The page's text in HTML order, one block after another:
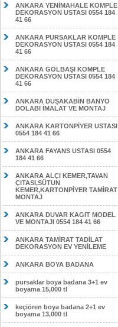
ANKARA YENİMAHALE KOMPLE
DEKORASYON USTASI 0554 184
41 66
ANKARA PURSAKLAR KOMPLE
DEKORASYON USTASI 0554 184
41 66
ANKARA GÖLBAŞI KOMPLE
DEKORASYON USTASI 0554 184
41 66
ANKARA DUŞAKABİN BANYO
DOLABI İMALAT VE MONTAJ
ANKARA KARTONPİYER USTASI
0554 184 41 66
ANKARA FAYANS USTASI 0554
184 41 66
ANKARA ALÇI KEMER,TAVAN
ÇITASI,SÜTUN
KEMER,KARTONPİYER TAMİRAT
MONTAJ
ANKARA DUVAR KAGIT MODEL
VE MONTAJI 0554 184 41 66
ANKARA TAMİRAT TADİLAT
DEKORASYON EV YENİLEME
ANKARA BOYA BADANA
pursaklar boya badana 3+1 ev
boyama 15,000 tl
keçiören boya badana 2+1 ev
boyama 13,000 tl